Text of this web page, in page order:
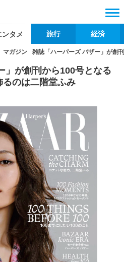
ンタメ 旅行 経済
マガジン 雑誌「ハーパーズ バザー」が創
」が創刊から100号となる
のは二階堂ふみ